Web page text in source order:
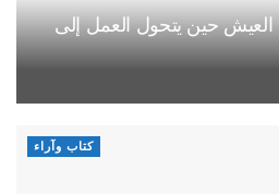
حين يتحول العمل إلى
كتاب وآراء